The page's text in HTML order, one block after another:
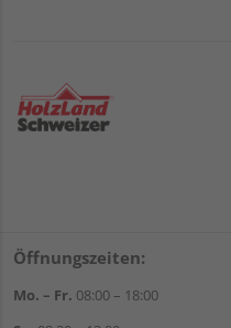
Öffnungszeiten:
Mo. – Fr. 08:00 – 18:00